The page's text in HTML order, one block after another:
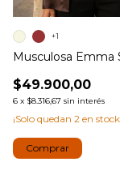
Musculosa Emma
$49.900,00
6 x $8.316,67 sin interés
¡Solo quedan 2 en
+1
Comprar